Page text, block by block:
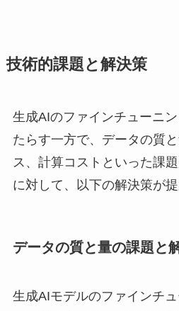
技術的課題と解決策
生成AIのファインチューニ
たらす一方で、データの質
ス、計算コストといった課
に対して、以下の解決策が提
データの質と量の課題と
生成AIモデルのファインチ